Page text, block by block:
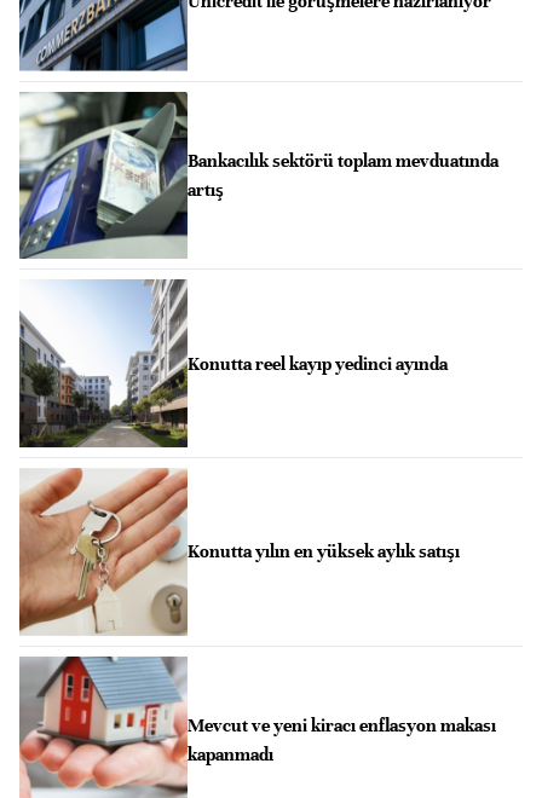
Bankacılık sektörü toplam mevduatında
artış
Konutta reel kayıp yedinci ayında
Konutta yılın en yüksek aylık satışı
Mevcut ve yeni kiracı enflasyon makası
kapanmadı